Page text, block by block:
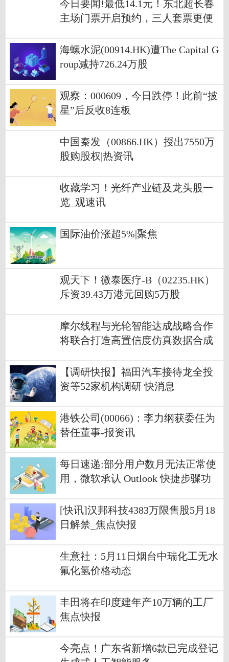
今日要闻!最低14.1元！东北超长春
主场门票开启预约，三人套票更便
海螺水泥(00914.HK)遭The Capital G
roup减持726.24万股
观察：000609，今日跌停！此前“披
星”后反收8连板
中国秦发（00866.HK）授出7550万
股购股权|热资讯
收藏学习！光纤产业链及龙头股一
览_观速讯
国际油价涨超5%|聚焦
观天下！微泰医疗-B（02235.HK）
斥资39.43万港元回购5万股
摩尔线程与光轮智能达成战略合作
将联合打造高置信度仿真数据合成
【调研快报】福田汽车接待龙全投
资等52家机构调研 快消息
港铁公司(00066)：李力纲获委任为
替任董事-报资讯
每日速递:部分用户数月无法正常使
用，微软承认 Outlook 快捷步骤功
[快讯]汉邦科技4383万限售股5月18
日解禁_焦点快报
生意社：5月11日烟台中瑞化工无水
氟化氢价格动态
丰田将在印度建年产10万辆的工厂
焦点快报
今亮点！广东省新增6款已完成登记